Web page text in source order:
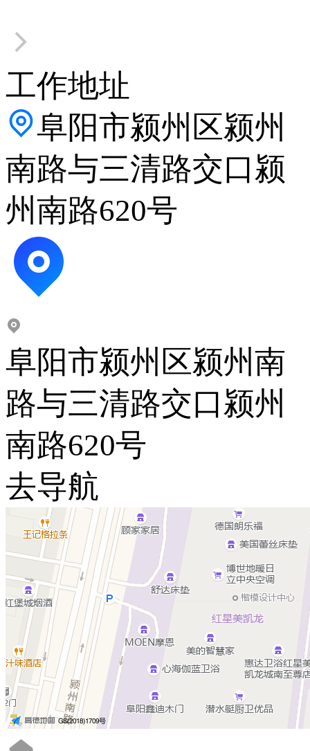
工作地址
阜阳市颍州区颍州
南路与三清路交口颍
州南路620号
阜阳市颍州区颍州南
路与三清路交口颍州
南路620号
去导航